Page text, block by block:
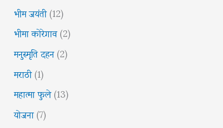
भीम जयंती(12)
भीमा कोरेगाव(2)
मनुस्मृति दहन(2)
मराठी(1)
महात्मा फुले(13)
योजना(7)